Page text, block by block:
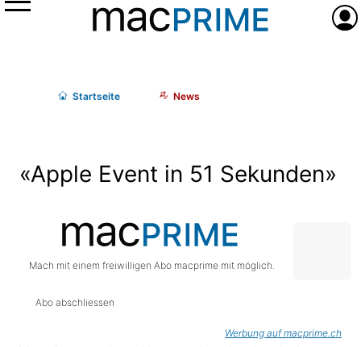
Menü
Startseite News
«Apple Event in 51 Sekunden»
Mach mit einem freiwilligen Abo macprime mit möglich.
Abo abschliessen
Werbung auf macprime.ch